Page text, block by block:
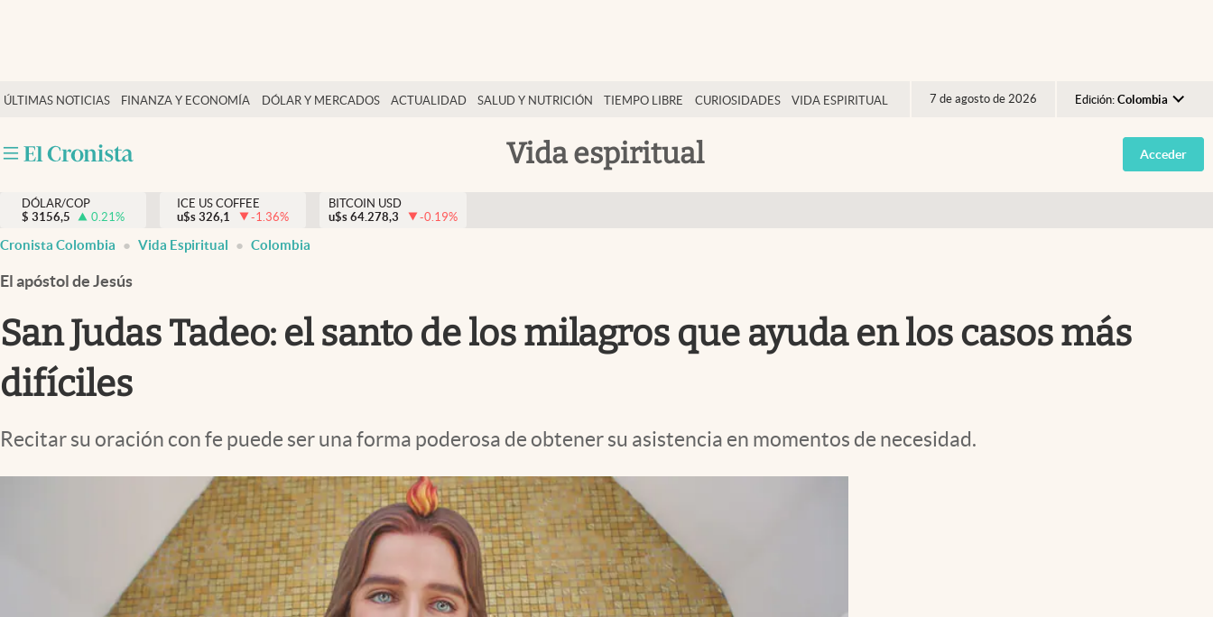
ÚLTIMAS NOTICIAS FINANZA Y ECONOMÍA DÓLAR Y MERCADOS ACTUALIDAD SALUD Y NUTRICIÓN TIEMPO LIBRE CURIOSIDADES VIDA ESPIRITUAL 7 de agosto de 2026 Edición: Colombia
Argentina
España
Vida espiritual
Salud y nutrición
Tiempo libre
Dólar y mercados
Curiosidades
Acceder
DÓLAR/COP
$ 3156,5 0.21%
ICE US COFFEE
u$s 326,1 -1.36%
BITCOIN USD
u$s 64.278,3 -0.19%
Cronista Colombia Vida Espiritual Colombia
El apóstol de Jesús
San Judas Tadeo: el santo de los milagros que ayuda en los casos más
difíciles
Recitar su oración con fe puede ser una forma poderosa de obtener su asistencia en momentos de necesidad.